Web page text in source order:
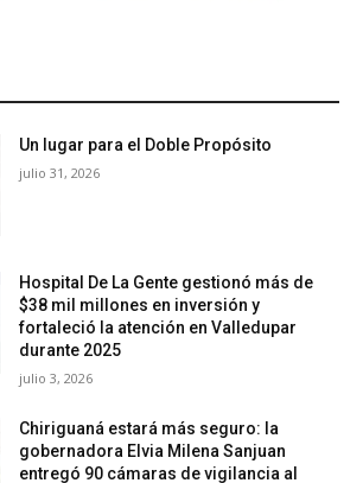
Un lugar para el Doble Propósito
julio 31, 2026
Hospital De La Gente gestionó más de
$38 mil millones en inversión y
fortaleció la atención en Valledupar
durante 2025
julio 3, 2026
Chiriguaná estará más seguro: la
gobernadora Elvia Milena Sanjuan
entregó 90 cámaras de vigilancia al